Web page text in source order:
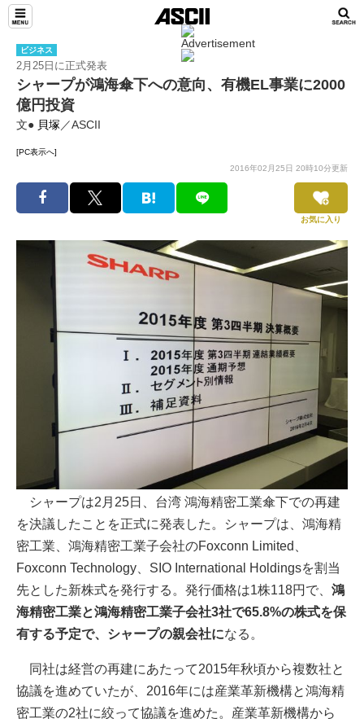
ビジネス
2月25日に正式発表
シャープが鴻海傘下への意向、有機EL事業に2000
億円投資
文● 貝塚 ／ASCII
[PC表示へ]
2016年02月25日 20時10分更新
お気に入り
シャープは2月25日、台湾 鴻海精密工業傘下での再建
を決議したことを正式に発表した。シャープは、鴻海精
密工業、鴻海精密工業子会社のFoxconn Limited、
Foxconn Technology、SIO International Holdingsを割当
先とした新株式を発行する。発行価格は1株118円で、 鴻
海精密工業と鴻海精密工業子会社3社で65.8%の株式を保
有する予定で、シャープの親会社になる。
同社は経営の再建にあたって2015年秋頃から複数社と
協議を進めていたが、2016年には産業革新機構と鴻海精
密工業の2社に絞って協議を進めた。産業革新機構から